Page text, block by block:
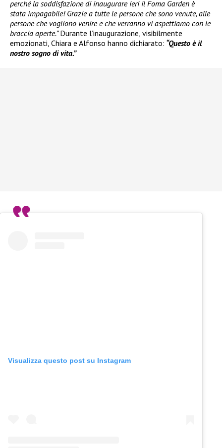
perché la soddisfazione di inaugurare ieri il Foma Garden è
stata impagabile! Grazie a tutte le persone che sono venute, alle
persone che vogliono venire e che verranno vi aspettiamo con le
braccia aperte.”Durante l’inaugurazione, visibilmente
emozionati, Chiara e Alfonso hanno dichiarato: “Questo è il
nostro sogno di vita.”
Visualizza questo post su Instagram